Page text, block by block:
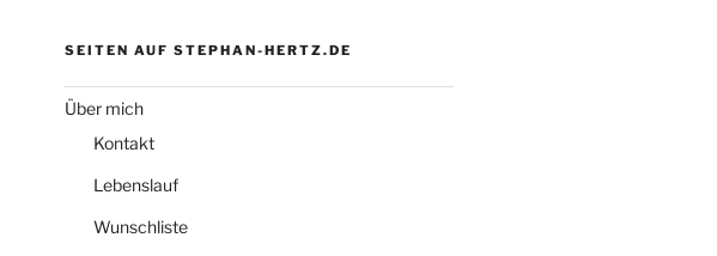
SEITEN AUF STEPHAN-HERTZ.DE
Über mich
Kontakt
Lebenslauf
Wunschliste